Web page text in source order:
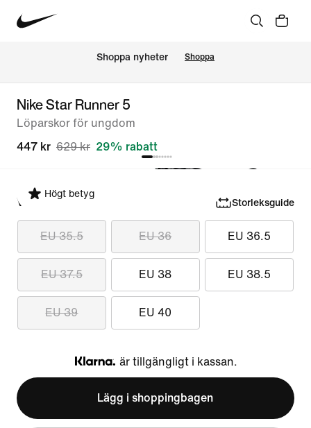
Shoppa nyheter Shoppa
Nike Star Runner 5
Löparskor för ungdom
447 kr 629 kr 29% rabatt
Högt betyg
Välj storlek Storleksguide
EU 35.5 EU 36 EU 36.5
EU 37.5 EU 38 EU 38.5
EU 39 EU 40
Klarna
är tillgängligt i kassan.
Lägg i shoppingbagen